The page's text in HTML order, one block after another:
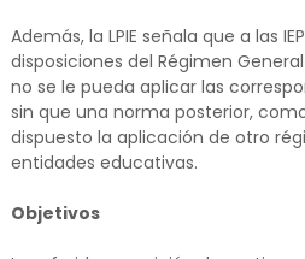
Además, la LPIE señala que a las
disposiciones del Régimen
no se le pueda aplicar las
sin que una norma posterior, como
dispuesto la aplicación de otro
entidades educativas.
Objetivos